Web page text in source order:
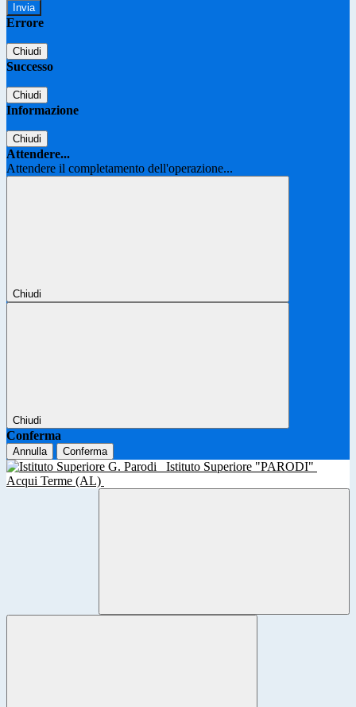
Errore
Chiudi
Successo
Chiudi
Informazione
Chiudi
Attendere...
Attendere il completamento dell'operazione...
Chiudi
Chiudi
Conferma
Annulla Conferma
Istituto Superiore "PARODI"
Acqui Terme (AL)